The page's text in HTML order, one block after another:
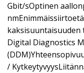
Gbit/sOptinen
Digital Diagnostics
/